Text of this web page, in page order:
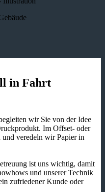
in Fahrt
wir Sie von der Idee
Im Offset- oder
veredeln wir Papier in
ist uns wichtig, damit
und unserer Technik
zufriedener Kunde oder